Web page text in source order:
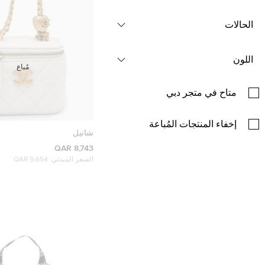
الحالات
اللون
متاح في متجر دبي
إخفاء المنتجات المُباعة
شانيل
8,743 QAR
السعر المبدئي: 9,654 QAR
مُباع